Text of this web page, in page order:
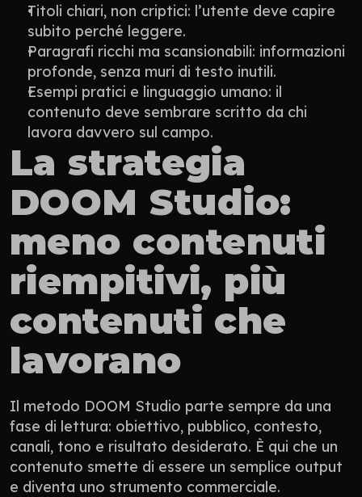
Titoli chiari, non criptici: l’utente deve capire
subito perché leggere.
Paragrafi ricchi ma scansionabili: informazioni
profonde, senza muri di testo inutili.
Esempi pratici e linguaggio umano: il
contenuto deve sembrare scritto da chi
lavora davvero sul campo.
La strategia
DOOM Studio:
meno contenuti
riempitivi, più
contenuti che
lavorano
Il metodo DOOM Studio parte sempre da una
fase di lettura: obiettivo, pubblico, contesto,
canali, tono e risultato desiderato. È qui che un
contenuto smette di essere un semplice output
e diventa uno strumento commerciale.